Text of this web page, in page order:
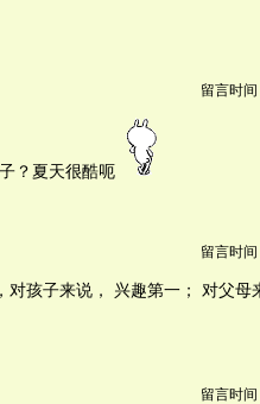
留言时间
？夏天很酷呃
留言时间
对孩子来说， 兴趣第一； 对父母
留言时间